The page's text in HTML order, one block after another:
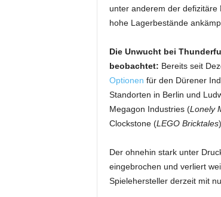
unter anderem der defizitäre
hohe Lagerbestände
Die Unwucht bei
beobachtet: Bereits seit
Optionen für den Dürener
Standorten in Berlin und
Megagon Industries (Lonely
Clockstone (LEGO Bricktales).
Der ohnehin stark unter
eingebrochen und verliert
Spielehersteller derzeit mit